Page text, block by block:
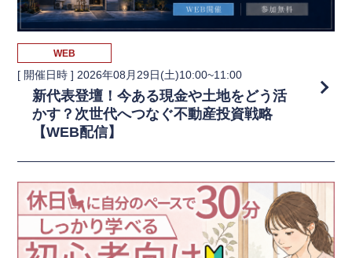
WEB
[ 開催日時 ] 2026年08月29日(土)10:00~11:00
新代表登壇！今ある現金や土地をどう活
かす？次世代へつなぐ不動産投資戦略
【WEB配信】